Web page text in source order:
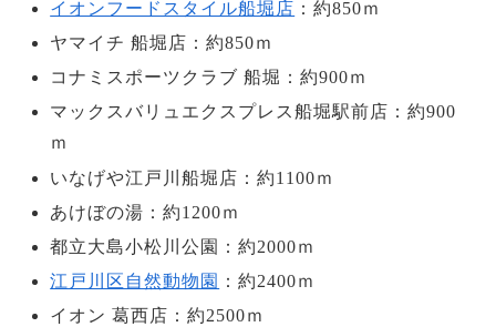
イオンフードスタイル船堀店 ：約850ｍ
ヤマイチ 船堀店：約850ｍ
コナミスポーツクラブ 船堀：約900ｍ
マックスバリュエクスプレス船堀駅前店：約900
ｍ
いなげや江戸川船堀店：約1100ｍ
あけぼの湯：約1200ｍ
都立大島小松川公園：約2000ｍ
江戸川区自然動物園
：約2400ｍ
イオン 葛西店：約2500ｍ